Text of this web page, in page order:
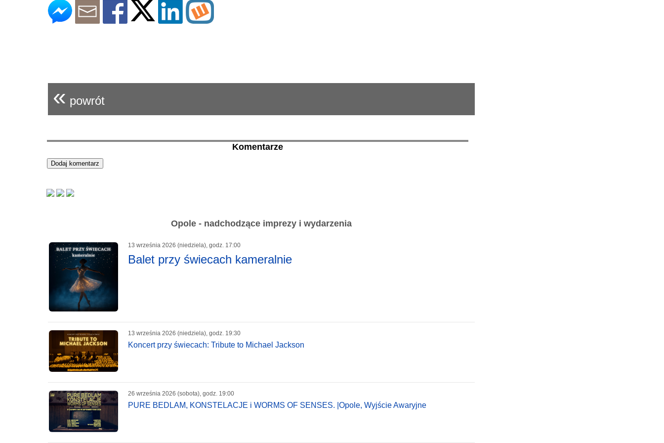
« powrót
Komentarze
Opole - nadchodzące imprezy i wydarzenia
13 września 2026 (niedziela), godz. 17:00
Balet przy świecach kameralnie
13 września 2026 (niedziela), godz. 19:30
Koncert przy świecach: Tribute to Michael Jackson
26 września 2026 (sobota), godz. 19:00
PURE BEDLAM, KONSTELACJE i WORMS OF SENSES. |Opole, Wyjście Awaryjne